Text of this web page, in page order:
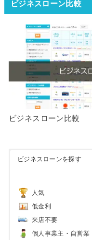
ビジネスローン比較
ビジネスローン比較
ビジネスローンを探す
人気
低金利
来店不要
個人事業主・自営業